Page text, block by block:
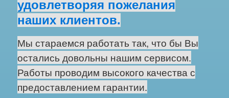
удовлетворяя пожелания
наших клиентов.
Мы стараемся работать так, что бы Вы
остались довольны нашим сервисом.
Работы проводим высокого качества с
предоставлением гарантии.